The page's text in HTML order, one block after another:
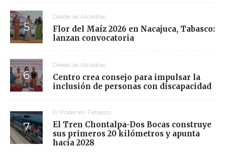
Desde las Alcaldías
Flor del Maíz 2026 en Nacajuca, Tabasco:
lanzan convocatoria
Desde las Alcaldías
Centro crea consejo para impulsar la
inclusión de personas con discapacidad
El Poder en Tabasco
El Tren Chontalpa-Dos Bocas construye
sus primeros 20 kilómetros y apunta
hacia 2028